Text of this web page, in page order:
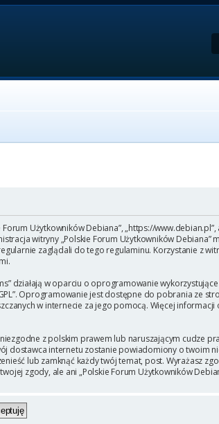
Forum Użytkowników Debiana”, „https://
witryny „Polskie Forum Użytkowników Debiana”
zaglądali do tego regulaminu. Korzystanie z
działają w oparciu o oprogramowanie
Oprogramowanie jest dostępne do pobrania ze
w internecie za jego pomocą. Więcej
z polskim prawem lub naruszającym cudze
dostawca internetu zostanie powiadomiony o twoim
lub zamknąć każdy twój temat, post. Wyrażasz
zgody, ale ani „Polskie Forum Użytkowników